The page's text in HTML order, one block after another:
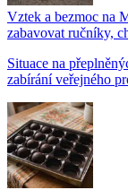
Vztek a bezmoc na
zabavovat ručníky,
Situace na
zabírání veřejného